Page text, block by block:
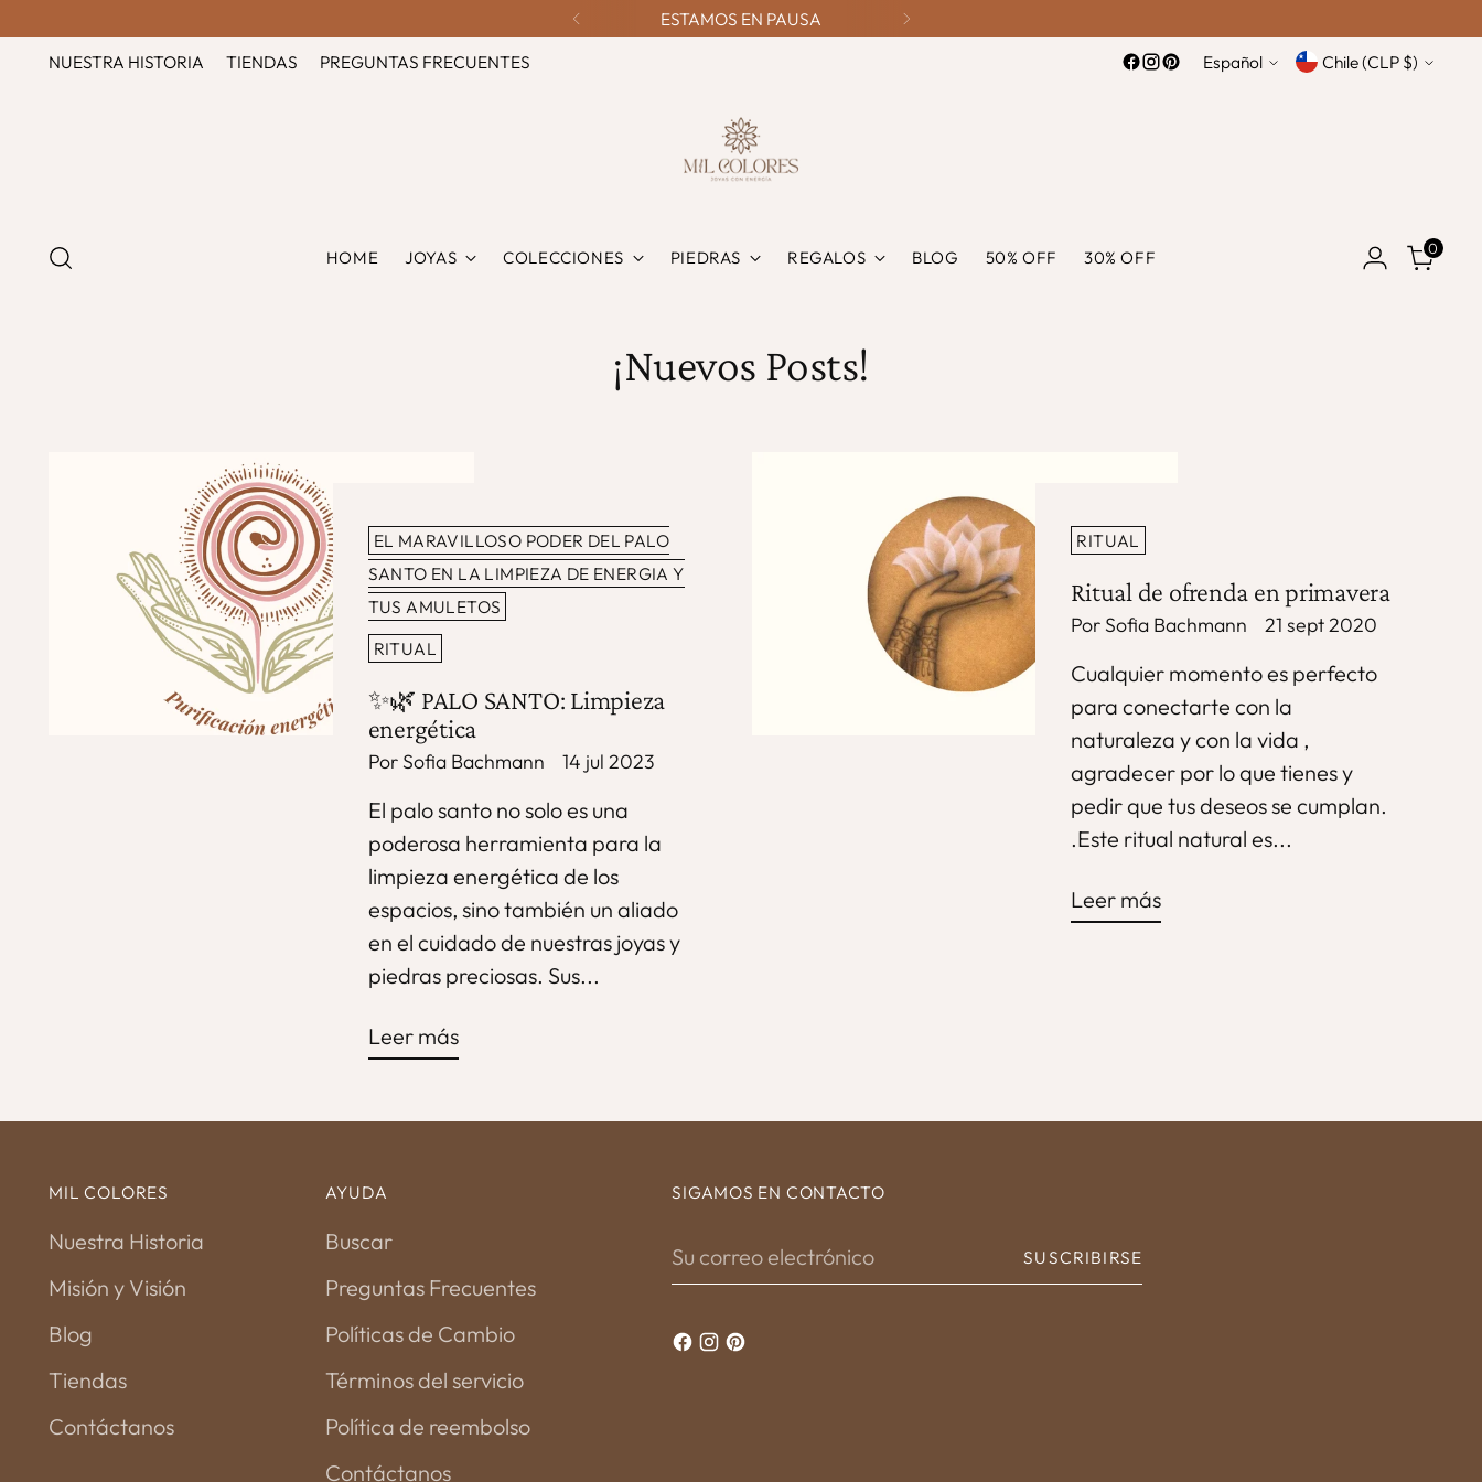
ESTAMOS EN PAUSA
NUESTRA HISTORIA
TIENDAS PREGUNTAS FRECUENTES idioma
Español moneda Chile (CLP $)
HOME JOYAS COLECCIONES PIEDRAS REGALOS BLOG 50% OFF 30% OFF 0
¡Nuevos Posts!
EL MARAVILLOSO PODER DEL PALO
SANTO EN LA LIMPIEZA DE ENERGIA Y
TUS AMULETOS
RITUAL
✨🌿 PALO SANTO: Limpieza
energética
Por Sofia Bachmann 14 jul 2023
El palo santo no solo es una
poderosa herramienta para la
limpieza energética de los
espacios, sino también un aliado
en el cuidado de nuestras joyas y
piedras preciosas. Sus...
Leer más
RITUAL
Ritual de ofrenda en primavera
Por Sofia Bachmann 21 sept 2020
Cualquier momento es perfecto
para conectarte con la
naturaleza y con la vida ,
agradecer por lo que tienes y
pedir que tus deseos se cumplan.
.Este ritual natural es...
Leer más
MIL COLORES
Nuestra Historia
Misión y Visión
Blog
Tiendas
Contáctanos
AYUDA
Buscar
Preguntas Frecuentes
Políticas de Cambio
Términos del servicio
Política de reembolso
Contáctanos
SIGAMOS EN CONTACTO
Su
correo
SUSCRIBIRSE